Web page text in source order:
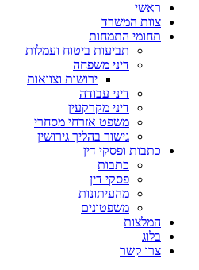
ראשי
צוות המשרד
תחומי התמחות
תביעות ביטוח ועמלות
דיני משפחה
ירושות וצוואות
דיני עבודה
דיני מקרקעין
משפט אזרחי מסחרי
גישור בהליך גירושין
כתבות ופסקי דין
כתבות
פסקי דין
מהעיתונות
משפטונים
המלצות
בלוג
צרו קשר